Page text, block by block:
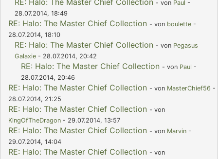
RE: Halo: The Master Chief Collection - von Paul -
28.07.2014, 18:49
RE: Halo: The Master Chief Collection - von boulette -
28.07.2014, 18:10
RE: Halo: The Master Chief Collection - von Pegasus
Galaxie - 28.07.2014, 20:42
RE: Halo: The Master Chief Collection - von Paul -
28.07.2014, 20:46
RE: Halo: The Master Chief Collection - von MasterChief56 -
28.07.2014, 21:25
RE: Halo: The Master Chief Collection - von
KingOfTheDragon - 29.07.2014, 13:57
RE: Halo: The Master Chief Collection - von Marvin -
29.07.2014, 14:04
RE: Halo: The Master Chief Collection - von